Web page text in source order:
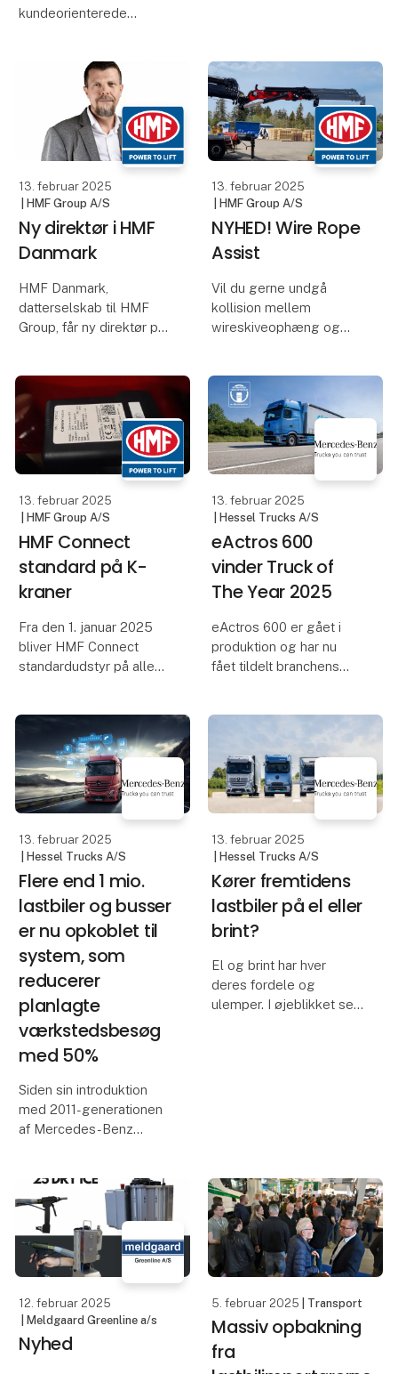
og op – Helt uden ekstra
HMF Connect er porten
til smartere kranstyring
og leverer den hardwar
vindende
lastbilsproducent.
Mercedes-Benz eActr
13. februar 2025
| Hessel Trucks A/S
Flere end 1 mio.
lastbiler og busser
er nu opkoblet til
system, som
reducerer
planlagte
værkstedsbesøg
Siden sin introduktion
med 2011-generationen
af Mercedes-Benz
Actros, har on-board
enheden, som opkobler
køretøjerne digitalt,
medvirket til, at de
professionelle kunder
markant har forbedret
både sik
13. februar 2025
| Hessel Trucks A/S
Kører fremtidens
lastbiler på el eller
brint?
deres fordele og
ulemper. I øjeblikket ser
det mest lovende ud for
batteriteknologien
stadig forbedres, og
infrastrukturen
udbygges hastigt. Brint
har sine fo
| Meldgaard Greenline a/s
Nyhed
Med et banebrydende
multifunktionskoncept
giver IBIX Twin 25 dig
mulighed for at arbejde i
driftstilstande med én
og samme maskine:
Massiv opbakning
fra
til Transport 2025
Transportmessen er stor
blandt
lastbilimportørerne, der
forventningsfulde ser
frem til årets udgave af
Skandinaviens førende
transportmesse.
Transport 2025 finder
sted i MCH Messecente
4. februar 2025
| Hessel Bus A/S
HESSEL BUS -
tidligere EVOBUS
HESSELBUS- Vores
2023, hvor vi Evobus
blev overtaget af Ejner
Hessel A/S, nyt navn
kender og meget mere.
Hos Hessel Bus går vi
langt for at
imødekomme vo
3. februar 2025
| Renault Trucks Danmark
En rejse gennem
eventyr, inviterer Renault
Trucks på en helt særlig
rejse til Transport 2025.
Med to måneder til
forberedelserne i
23. januar 2025
21. januar 2025